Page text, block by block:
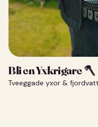
Bli en Yxkrigare 🪓
Tveeggade yxor &